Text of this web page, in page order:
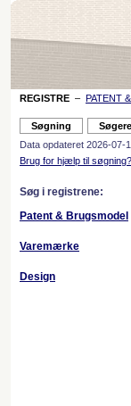
REGISTRE – PATENT
Data opdateret 2026-07-
Brug for hjælp til søgning?
Søg i registrene:
Patent & Brugsmodel
Varemærke
Design